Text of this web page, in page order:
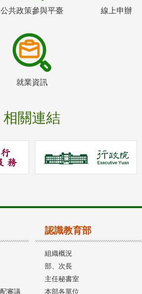
公共政策參與平臺 線上申辦
就業資訊
相關連結
審議
認識教育部
組織概況
部、次長
主任秘書室
本部各單位